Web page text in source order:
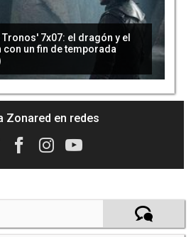
7x07: el dragón y el
con un fin de temporada
Zonared en redes